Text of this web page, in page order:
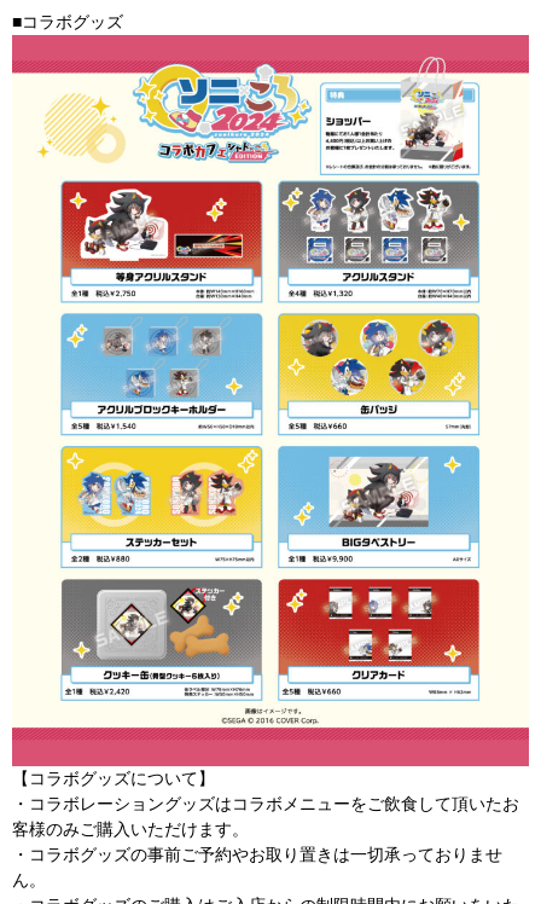
■コラボグッズ
【コラボグッズについて】
・コラボレーショングッズはコラボメニューをご飲食して頂いたお
客様のみご購入いただけます。
・コラボグッズの事前ご予約やお取り置きは一切承っておりませ
ん。